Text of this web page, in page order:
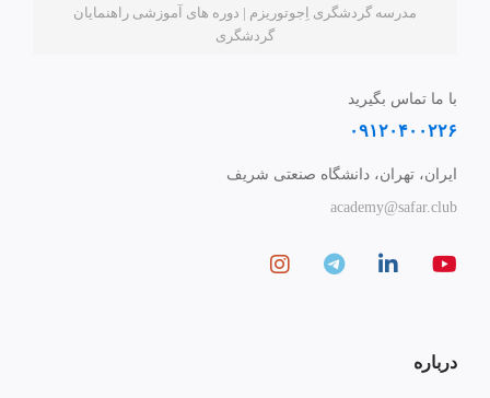
مدرسه گردشگری اِجوتوریزم | دوره های آموزشی راهنمایان
گردشگری
با ما تماس بگیرید
۰۹۱۲۰۴۰۰۲۲۶
ایران، تهران، دانشگاه صنعتی شریف
academy@safar.club
درباره